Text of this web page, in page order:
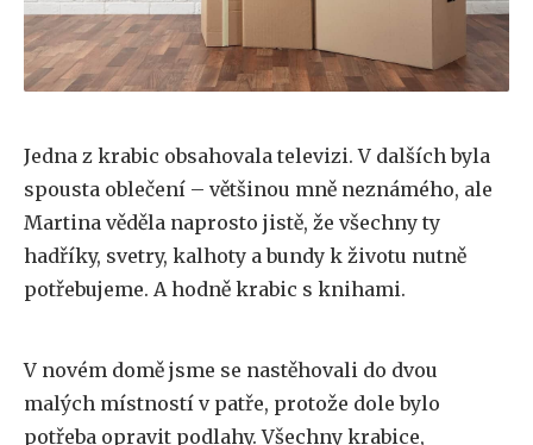
Jedna z krabic obsahovala televizi. V dalších byla
spousta oblečení – většinou mně neznámého, ale
Martina věděla naprosto jistě, že všechny ty
hadříky, svetry, kalhoty a bundy k životu nutně
potřebujeme. A hodně krabic s knihami.
V novém domě jsme se nastěhovali do dvou
malých místností v patře, protože dole bylo
potřeba opravit podlahy. Všechny krabice,